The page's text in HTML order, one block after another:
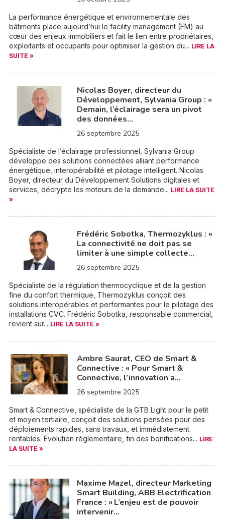
La performance énergétique et environnementale des
bâtiments place aujourd’hui le facility management (FM) au
cœur des enjeux immobiliers et fait le lien entre propriétaires,
exploitants et occupants pour optimiser la gestion du... LIRE LA
SUITE »
Nicolas Boyer, directeur du
Développement, Sylvania Group : «
Demain, l’éclairage sera un pivot
des données…
26 septembre 2025
Spécialiste de l’éclairage professionnel, Sylvania Group
développe des solutions connectées alliant performance
énergétique, interopérabilité et pilotage intelligent. Nicolas
Boyer, directeur du Développement Solutions digitales et
services, décrypte les moteurs de la demande... LIRE LA SUITE
»
Frédéric Sobotka, Thermozyklus : «
La connectivité ne doit pas se
limiter à une simple collecte…
26 septembre 2025
Spécialiste de la régulation thermocyclique et de la gestion
fine du confort thermique, Thermozyklus conçoit des
solutions interopérables et performantes pour le pilotage des
installations CVC. Frédéric Sobotka, responsable commercial,
revient sur... LIRE LA SUITE »
Ambre Saurat, CEO de Smart &
Connective : « Pour Smart &
Connective, l’innovation a…
26 septembre 2025
Smart & Connective, spécialiste de la GTB Light pour le petit
et moyen tertiaire, conçoit des solutions pensées pour des
déploiements rapides, sans travaux, et immédiatement
rentables. Évolution réglementaire, fin des bonifications... LIRE
LA SUITE »
Maxime Mazel, directeur Marketing
Smart Building, ABB Electrification
France : « L’enjeu est de pouvoir
intervenir…